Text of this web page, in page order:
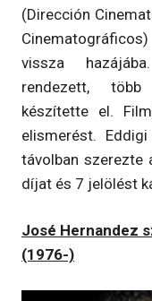
(Dirección
vissza
rendezett,
készítette el.
elismerést.
távolban szerezte
díjat és 7 jelölést
José Hernandez
(1976-)